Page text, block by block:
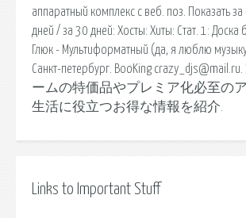
аппаратный комплекс с веб. поз. Показать за
дней / за 30 дней: Хосты: Хиты: Стат. 1: Доска
Глюк - Мультиформатный (да, я люблю
Санкт-петербург. BooKing
ームの特価品やプレミア化必至の
生活に役立つお得な情報を紹介.
Links to Important Stuff